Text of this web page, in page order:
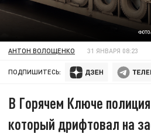
ФОТО:
АНТОН ВОЛОЩЕНКО 31 ЯНВАРЯ 08:23
ПОДПИШИТЕСЬ:
В Горячем Ключе
который дрифтовал на